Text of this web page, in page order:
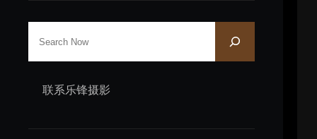
h
联系乐锋摄影